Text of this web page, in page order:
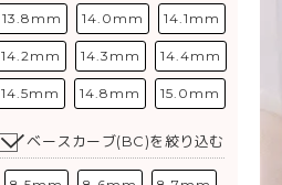
13.8mm 14.0mm 14.1mm
14.2mm 14.3mm 14.4mm
14.5mm 14.8mm 15.0mm
ベースカーブ(BC)を絞り込む